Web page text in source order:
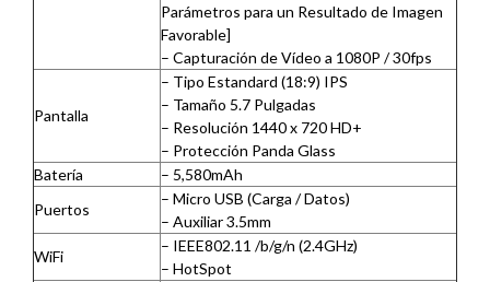
Parámetros para un Resultado de Imagen
Favorable]
– Capturación de Vídeo a 1080P / 30fps
Pantalla
– Tipo Estandard (18:9) IPS
– Tamaño 5.7 Pulgadas
– Resolución 1440 x 720 HD+
– Protección Panda Glass
Batería
– 5,580mAh
Puertos
– Micro USB (Carga / Datos)
– Auxiliar 3.5mm
WiFi
– IEEE802.11 /b/g/n (2.4GHz)
– HotSpot